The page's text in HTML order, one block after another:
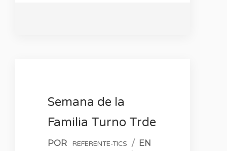
Semana de la
Familia Turno Trde
POR REFERENTE-TICS / EN